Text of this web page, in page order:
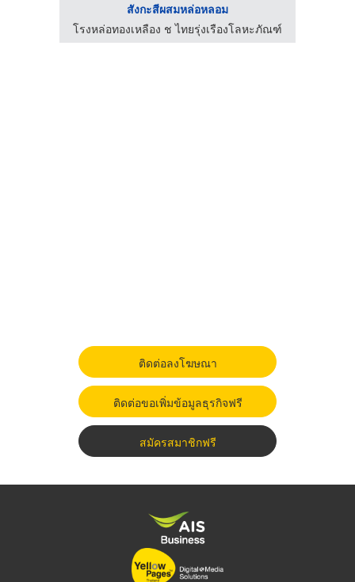
สังกะสีผสมหล่อหลอม
โรงหล่อทองเหลือง ช ไทยรุ่งเรืองโลหะภัณฑ์
ติดต่อลงโฆษณา
ติดต่อขอเพิ่มข้อมูลธุรกิจฟรี
สมัครสมาชิกฟรี